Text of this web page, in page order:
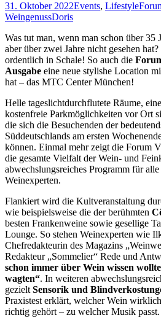
31. Oktober 2022Events, Lifestyle
WeingenussDoris
Was tut man, wenn man schon über 35
aber über zwei Jahre nicht gesehen
ordentlich in Schale! So auch die
Ausgabe eine neue stylishe Location
hat – das MTC Center München!
Helle tageslichtdurchflutete Räume,
kostenfreie Parkmöglichkeiten vor Ort
die sich die Besuchenden der
Süddeutschlands am ersten
können. Einmal mehr zeigt die Forum
die gesamte Vielfalt der Wein- und
abwechslungsreiches Programm für
Weinexperten.
Flankiert wird die Kultveranstaltung
wie beispielsweise die der berühmten
besten Frankenweine sowie gesellige
Lounge. So stehen Weinexperten wie
Chefredakteurin des Magazins
Redakteur „Sommelier“ Rede und
schon immer über Wein wissen
wagten“. In weiteren
gezieltSensorik und
Praxistest erklärt, welcher Wein
richtig gehört – zu welcher Musik passt.